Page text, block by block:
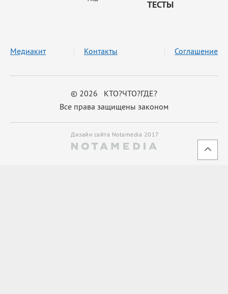
ТЕСТЫ
© 2026 КТО?ЧТО?ГДЕ?
Все права защищены законом
Медиакит Контакты Соглашение
Дизайн сайта Notamedia 2017